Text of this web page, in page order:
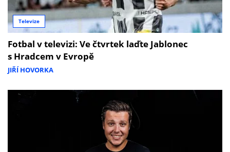
Televize
Fotbal v televizi: Ve čtvrtek laďte Jablonec
s Hradcem v Evropě
JIŘÍ HOVORKA